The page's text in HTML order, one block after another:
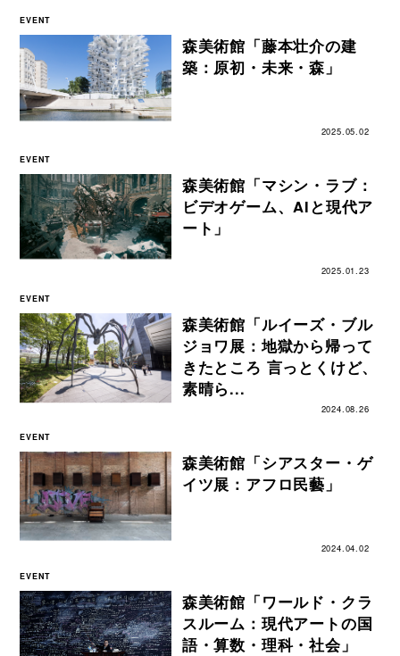
EVENT
森美術館「藤本壮介の建
築：原初・未来・森」
2025.05.02
EVENT
森美術館「マシン・ラブ：
ビデオゲーム、AIと現代ア
ート」
2025.01.23
EVENT
森美術館「ルイーズ・ブル
ジョワ展：地獄から帰って
きたところ 言っとくけど、
素晴ら...
2024.08.26
EVENT
森美術館「シアスター・ゲ
イツ展：アフロ民藝」
2024.04.02
EVENT
森美術館「ワールド・クラ
スルーム：現代アートの国
語・算数・理科・社会」